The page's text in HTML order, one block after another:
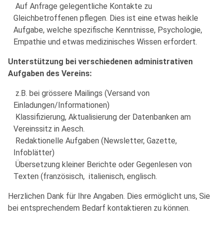
Auf Anfrage gelegentliche Kontakte zu
Gleichbetroffenen pflegen. Dies ist eine etwas heikle
Aufgabe, welche spezifische Kenntnisse, Psychologie,
Empathie und etwas medizinisches Wissen erfordert.
Unterstützung bei verschiedenen administrativen
Aufgaben des Vereins:
z.B. bei grössere Mailings (Versand von
Einladungen/Informationen)
Klassifizierung, Aktualisierung der Datenbanken am
Vereinssitz in Aesch.
Redaktionelle Aufgaben (Newsletter, Gazette,
Infoblätter)
Übersetzung kleiner Berichte oder Gegenlesen von
Texten (französisch, italienisch, englisch.
Herzlichen Dank für Ihre Angaben. Dies ermöglicht uns, Sie
bei entsprechendem Bedarf kontaktieren zu können.